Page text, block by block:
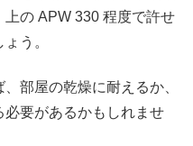
の APW 330 程度で許せ
う。
部屋の乾燥に耐えるか、
必要があるかもしれませ